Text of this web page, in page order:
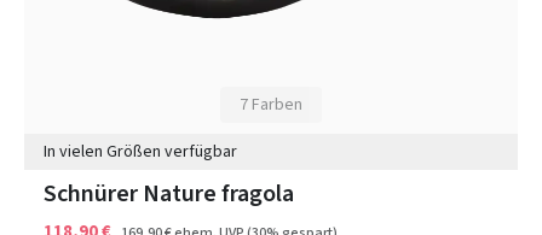
7 Farben
In vielen Größen verfügbar
Schnürer Nature fragola